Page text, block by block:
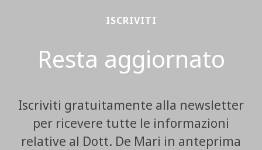
ISCRIVITI
Resta aggiornato
Iscriviti gratuitamente alla newsletter
per ricevere tutte le informazioni
relative al Dott. De Mari in anteprima